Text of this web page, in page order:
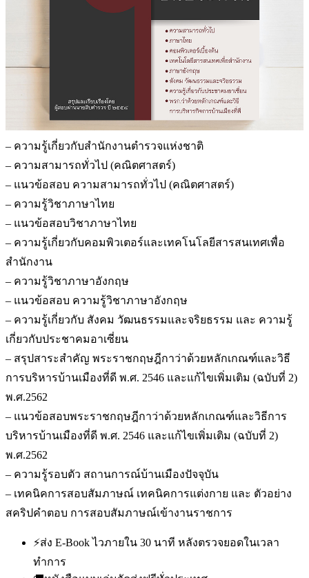
– ความรู้เกี่ยวกับสำนักงานตำรวจแห่งชาติ
– ความสามารถทั่วไป (คณิตศาสตร์)
– แนวข้อสอบ ความสามารถทั่วไป (คณิตศาสตร์)
– ความรู้วิชาภาษาไทย
– แนวข้อสอบวิชาภาษาไทย
– ความรู้เกี่ยวกับคอมพิวเตอร์และเทคโนโลยีสารสนเทศเพื่อ
สำนักงาน
– ความรู้วิชาภาษาอังกฤษ
– แนวข้อสอบ ความรู้วิชาภาษาอังกฤษ
– ความรู้เกี่ยวกับ สังคม วัฒนธรรมและจริยธรรม และ ความรู้
เกี่ยวกับประชาคมอาเซี่ยน
– สรุปสาระสำคัญ พระราชกฤษฎีกาว่าด้วยหลักเกณฑ์และวิธี
การบริหารบ้านเมืองที่ดี พ.ศ. 2546 และแก้ไขเพิ่มเติม (ฉบับที่ 2)
พ.ศ.2562
– แนวข้อสอบพระราชกฤษฎีกาว่าด้วยหลักเกณฑ์และวิธีการ
บริหารบ้านเมืองที่ดี พ.ศ. 2546 และแก้ไขเพิ่มเติม (ฉบับที่ 2)
พ.ศ.2562
– ความรู้รอบตัว สถานการณ์บ้านเมืองปัจจุบัน
– เทคนิคการสอบสัมภาษณ์ เทคนิคการแต่งกาย และ ตัวอย่าง
สคริปคำตอบ การสอบสัมภาษณ์เข้างานราชการ
⚡ส่ง E-Book ไวภายใน 30 นาที หลังตรวจยอดในเวลา
ทำการ